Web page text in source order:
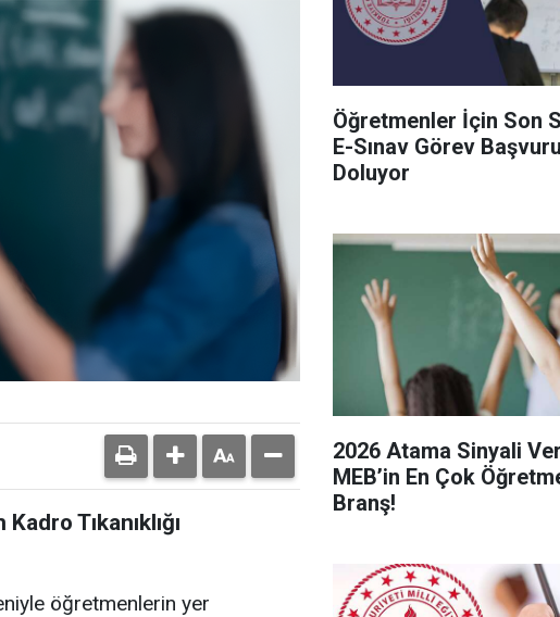
Tıkanıklığı
öğretmenlerin yer
Öğretmenler İçin Son
E-Sınav Görev
Doluyor
2026 Atama Sinyali
MEB’in En Çok
Branş!